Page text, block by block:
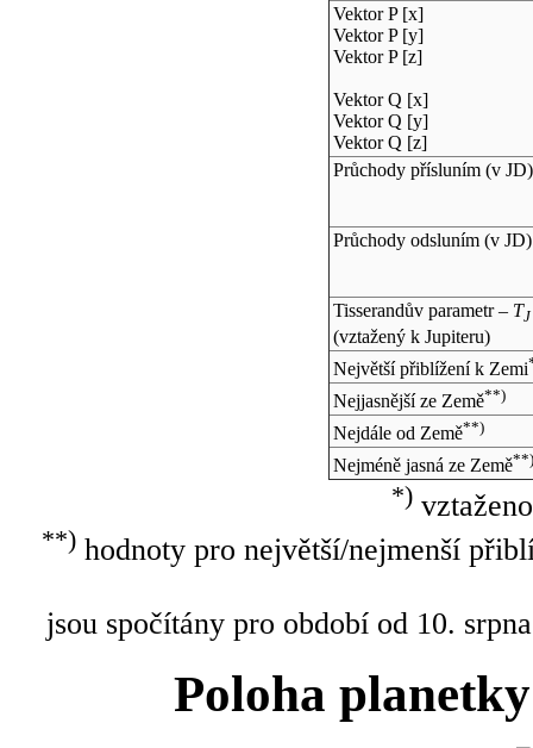
Vektor P [x]
Vektor P [y]
Vektor P [z]
Vektor Q [x]
Vektor Q [y]
Vektor Q [z]
Průchody přísluním (v JD)
Průchody odsluním (v JD)
Tisserandův parametr – TJ
(vztažený k Jupiteru)
Největší přiblížení k Zemi
Nejjasnější ze Země**)
Nejdále od Země**)
Nejméně jasná ze Země**)
*)
**)hodnoty pro největší/nejmenší
jsou spočítány pro období od 10.
Poloha